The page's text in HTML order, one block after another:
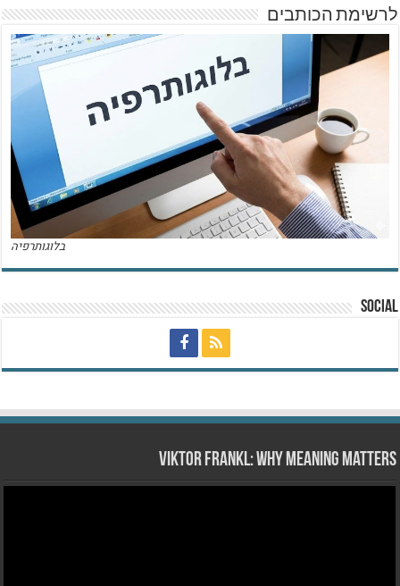
לרשימת הכותבים
בלוגותרפיה
Social
Viktor Frankl: Why Meaning Matters